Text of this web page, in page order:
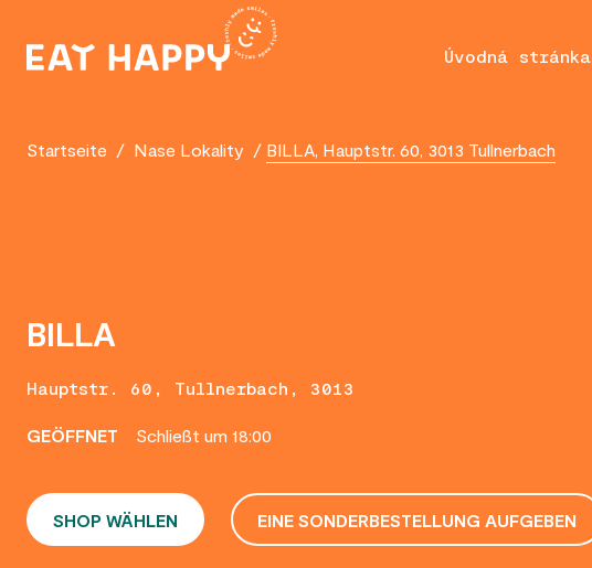
MAIN
Úvodná stránka
Startseite / Nase Lokality / BILLA, Hauptstr. 60, 3013 Tullnerbach
BILLA
Hauptstr. 60, Tullnerbach, 3013
GEÖFFNET Schließt um 18:00
SHOP WÄHLEN EINE SONDERBESTELLUNG AUFGEBEN